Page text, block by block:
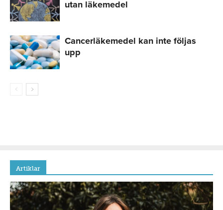
utan läkemedel
Cancerläkemedel kan inte följas
upp
Artiklar